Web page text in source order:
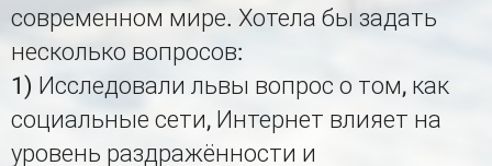
современном мире. Хотела бы задать
несколько вопросов:
1) Исследовали львы вопрос о том, как
социальные сети, Интернет влияет на
уровень раздражённости и